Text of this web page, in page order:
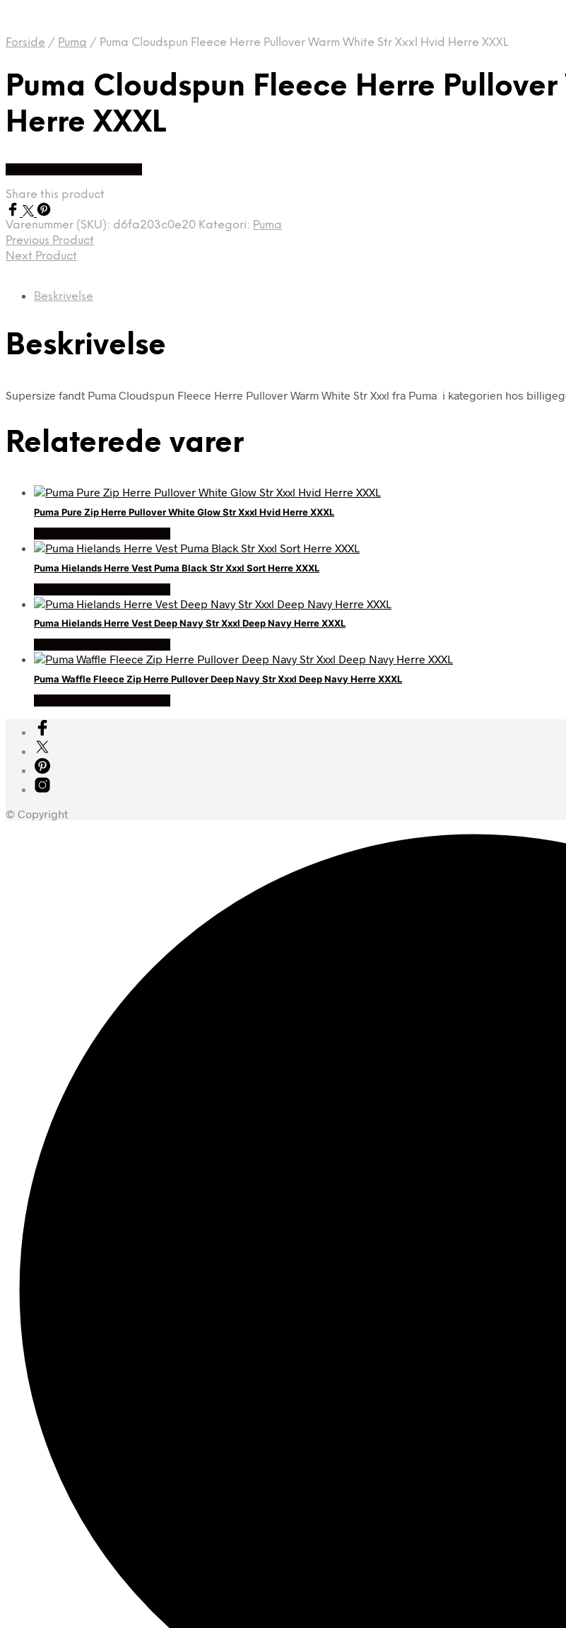
Forside / Puma / Puma Cloudspun Fleece Herre Pullover Warm White Str Xxxl Hvid Herre XXXL
Puma Cloudspun Fleece Herre
Herre XXXL
Share this product
Varenummer (SKU): d6fa203c0e20 Kategori: Puma
Previous Product
Next Product
Beskrivelse
Beskrivelse
Supersize fandt Puma Cloudspun Fleece Herre Pullover Warm White Str Xxxl fra Puma i kategorien hos
Relaterede varer
Puma Pure Zip Herre Pullover White Glow Str Xxxl Hvid Herre XXXL
Puma Hielands Herre Vest Puma Black Str Xxxl Sort Herre XXXL
Puma Hielands Herre Vest Deep Navy Str Xxxl Deep Navy Herre XXXL
Puma Waffle Fleece Zip Herre Pullover Deep Navy Str Xxxl Deep Navy Herre XXXL
© Copyright